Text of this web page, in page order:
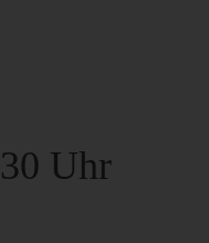
Uhr